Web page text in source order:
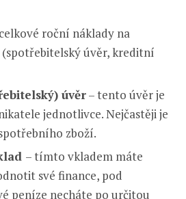
roční náklady na
úvěr, kreditní
úvěr– tento úvěr je
jednotlivce. Nejčastěji je
zboží.
– tímto vkladem máte
své finance, pod
peníze necháte po určitou